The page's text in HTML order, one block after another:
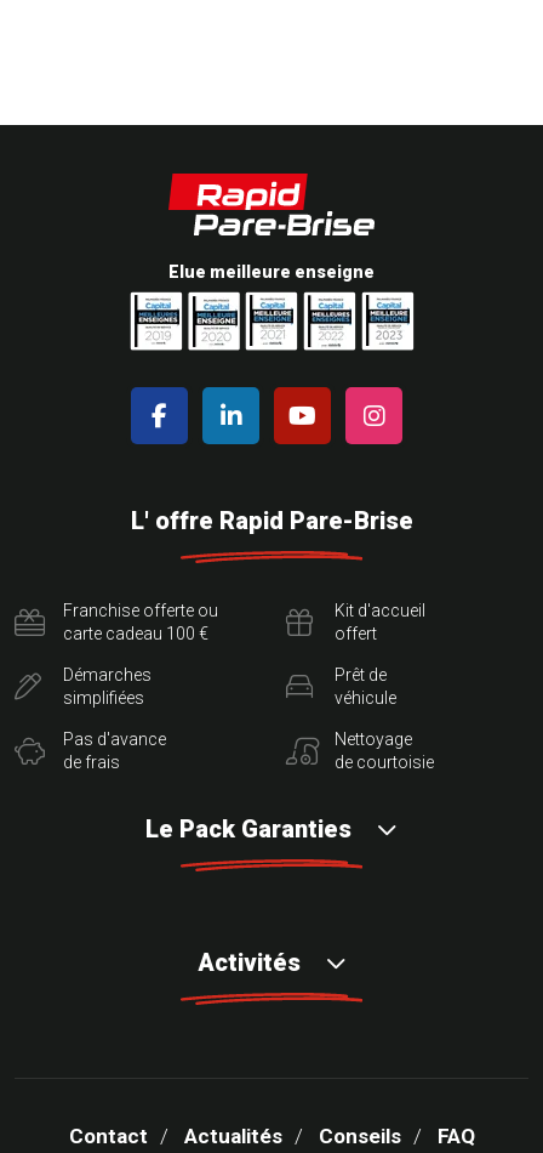
Elue meilleure enseigne
L' offre Rapid Pare-Brise
Franchise offerte ou
carte cadeau 100 €
Démarches
simplifiées
Pas d'avance
de frais
Kit d'accueil
offert
Prêt de
véhicule
Nettoyage
de courtoisie
Le Pack Garanties
Activités
Contact Actualités Conseils FAQ